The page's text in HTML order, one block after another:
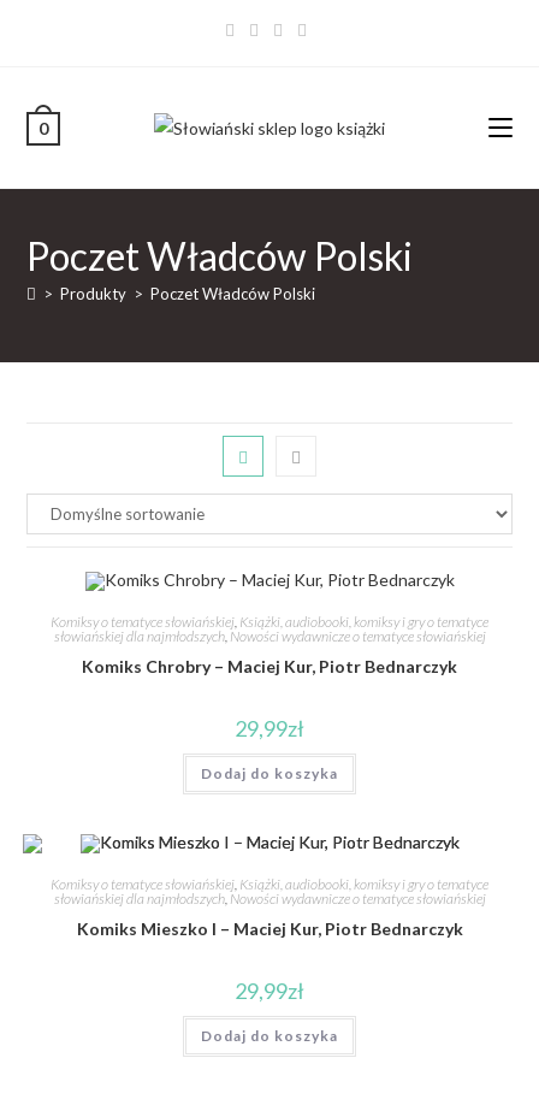
0
Poczet Władców Polski
> Produkty > Poczet Władców Polski
Komiksy o tematyce słowiańskiej, Książki, audiobooki, komiksy i gry o tematyce
słowiańskiej dla najmłodszych, Nowości wydawnicze o tematyce słowiańskiej
Komiks Chrobry – Maciej Kur, Piotr Bednarczyk
29,99zł
Dodaj do koszyka
Komiksy o tematyce słowiańskiej, Książki, audiobooki, komiksy i gry o tematyce
słowiańskiej dla najmłodszych, Nowości wydawnicze o tematyce słowiańskiej
Komiks Mieszko I – Maciej Kur, Piotr Bednarczyk
29,99zł
Dodaj do koszyka